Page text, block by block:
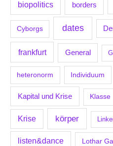
biopolitics borders
Cyborgs dates
frankfurt General
heteronorm Individuum
Kapital und Krise Klasse
Krise körper
listen&dance Lothar